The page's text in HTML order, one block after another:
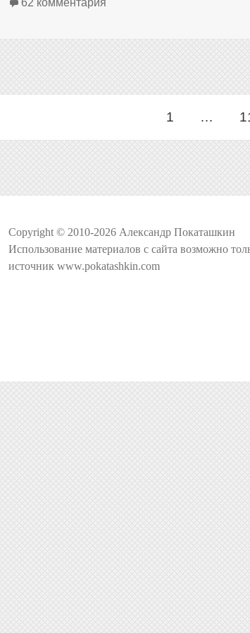
Страница
1 …
Copyright © 2010-2026 Александр Покаташкин
Использование материалов с сайта возможно
источникwww.pokatashkin.com